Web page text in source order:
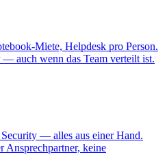
Miete, Helpdesk pro Person.
auch wenn das Team verteilt ist.
— alles aus einer Hand.
Ansprechpartner, keine